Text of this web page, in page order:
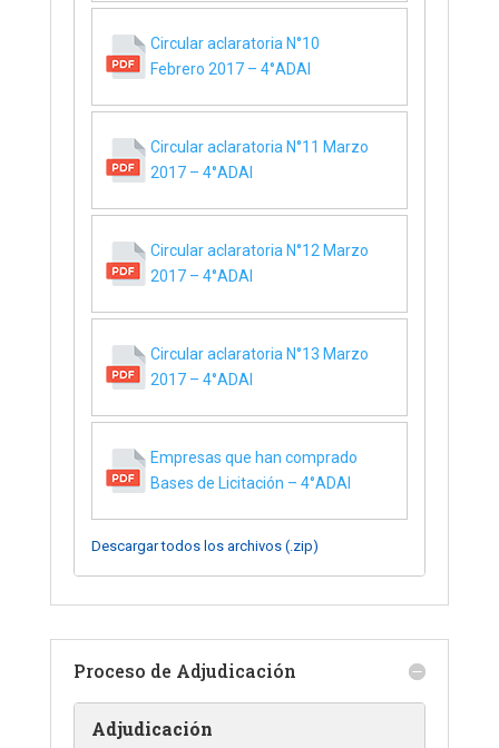
Circular aclaratoria N°10
Febrero 2017 – 4°ADAI
Circular aclaratoria N°11 Marzo
2017 – 4°ADAI
Circular aclaratoria N°12 Marzo
2017 – 4°ADAI
Circular aclaratoria N°13 Marzo
2017 – 4°ADAI
Empresas que han comprado
Bases de Licitación – 4°ADAI
Descargar todos los archivos (.zip)
Proceso de Adjudicación
Adjudicación